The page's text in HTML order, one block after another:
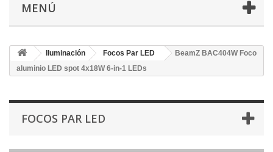
MENÚ
Iluminación Focos Par LED
BeamZ BAC404W Foco
aluminio LED spot 4x18W 6-in-1 LEDs
FOCOS PAR LED